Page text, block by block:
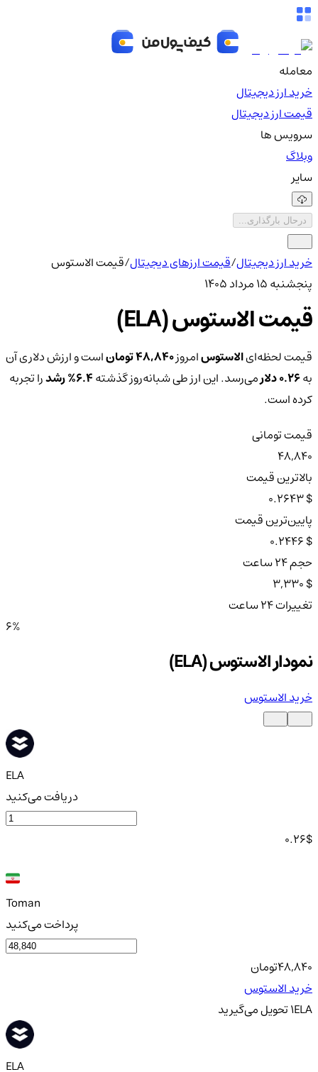
معامله
خرید ارز دیجیتال
قیمت ارز دیجیتال
سرویس ها
وبلاگ
سایر
درحال بارگذاری...
خرید ارز دیجیتال/قیمت ارزهای دیجیتال/قیمت الاستوس
پنجشنبه ۱۵ مرداد ۱۴۰۵
قیمت الاستوس (ELA)
قیمت لحظه‌ایالاستوسامروز48,840 تومان
است و ارزش دلاری آن
به0.26 دلار می‌رسد. این ارز طی شبانه‌روز گذشته6.4% رشدرا تجربه
کرده است.
قیمت تومانی
48,840
بالاترین قیمت
$ 0.2643
پایین‌ترین قیمت
$ 0.2446
حجم ۲۴ ساعت
$ 3,330
تغییرات ۲۴ ساعت
6%
نمودار الاستوس (ELA)
خرید الاستوس
ELA
دریافت می‌کنید
0.26$
Toman
پرداخت می‌کنید
48,840تومان
خرید الاستوس
1ELA تحویلمی‌گیرید
ELA